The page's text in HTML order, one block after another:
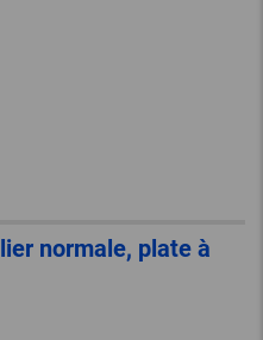
normale, plate à